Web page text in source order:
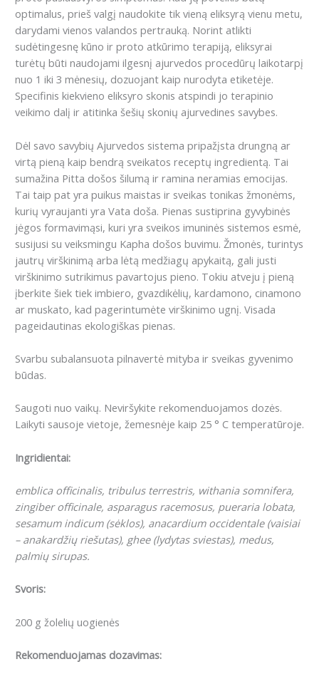
optimalus, prieš valgį naudokite tik vieną eliksyrą vienu metu,
darydami vienos valandos pertrauką. Norint atlikti
sudėtingesnę kūno ir proto atkūrimo terapiją, eliksyrai
turėtų būti naudojami ilgesnį ajurvedos procedūrų laikotarpį
nuo 1 iki 3 mėnesių, dozuojant kaip nurodyta etiketėje.
Specifinis kiekvieno eliksyro skonis atspindi jo terapinio
veikimo dalį ir atitinka šešių skonių ajurvedines savybes.
Dėl savo savybių Ajurvedos sistema pripažįsta drungną ar
virtą pieną kaip bendrą sveikatos receptų ingredientą. Tai
sumažina Pitta došos šilumą ir ramina neramias emocijas.
Tai taip pat yra puikus maistas ir sveikas tonikas žmonėms,
kurių vyraujanti yra Vata doša. Pienas sustiprina gyvybinės
jėgos formavimąsi, kuri yra sveikos imuninės sistemos esmė,
susijusi su veiksmingu Kapha došos buvimu. Žmonės, turintys
jautrų virškinimą arba lėtą medžiagų apykaitą, gali justi
virškinimo sutrikimus pavartojus pieno. Tokiu atveju į pieną
įberkite šiek tiek imbiero, gvazdikėlių, kardamono, cinamono
ar muskato, kad pagerintumėte virškinimo ugnį. Visada
pageidautinas ekologiškas pienas.
Svarbu subalansuota pilnavertė mityba ir sveikas gyvenimo
būdas.
Saugoti nuo vaikų. Neviršykite rekomenduojamos dozės.
Laikyti sausoje vietoje, žemesnėje kaip 25 ° C temperatūroje.
Ingridientai:
emblica officinalis, tribulus terrestris, withania somnifera,
zingiber officinale, asparagus racemosus, pueraria lobata,
sesamum indicum (sėklos), anacardium occidentale (vaisiai
– anakardžių riešutas), ghee (lydytas sviestas), medus,
palmių sirupas.
Svoris:
200 g žolelių uogienės
Rekomenduojamas dozavimas: